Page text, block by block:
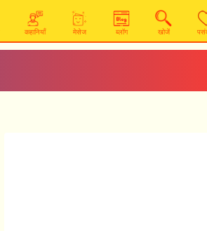
कहानियाँ मेसेज ब्लॉग खोजें